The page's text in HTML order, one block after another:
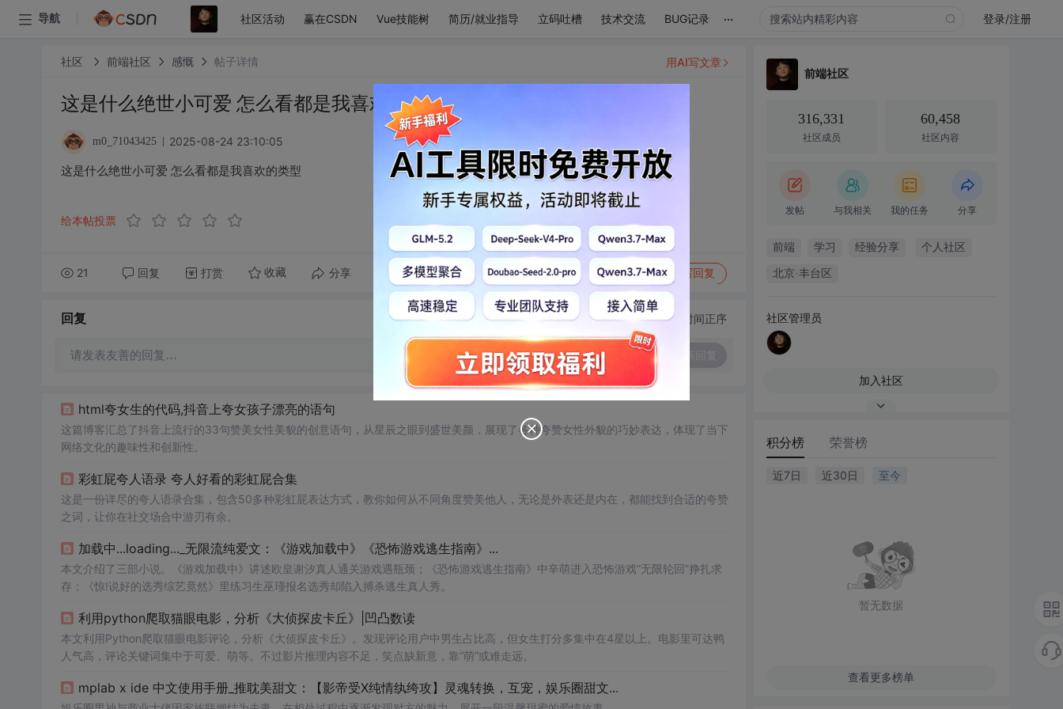
导航 社区活动 赢在CSDN Vue技能树 简历/就业指导 立码吐槽 技术交流 BUG记录 ... 登录/注册
社区 前端社区 感慨 帖子详情
这是什么绝世小可爱 怎么看都是我喜欢的类型
m0_71043425 2025-08-24 23:10:05
这是什么绝世小可爱 怎么看都是我喜欢的类型
给本帖投票
21 回复 打赏 收藏 分享 转发到动态 举报 写回复
用AI写文章
回复 切换为时间正序
请发表友善的回复…
html夸女生的代码,抖音上夸女孩子漂亮的语句
这篇博客汇总了抖音上流行的33句赞美女性美貌的创意语句，从星辰之眼到盛世美颜，展现了各种夸赞女性外貌的巧妙表达，体现了当下
网络文化的趣味性和创新性。
彩虹屁夸人语录 夸人好看的彩虹屁合集
这是一份详尽的夸人语录合集，包含50多种彩虹屁表达方式，教你如何从不同角度赞美他人，无论是外表还是内在，都能找到合适的夸赞
之词，让你在社交场合中游刃有余。
加载中...loading..._无限流纯爱文：《游戏加载中》《恐怖游戏逃生指南》...
本文介绍了三部小说。《游戏加载中》讲述欧皇谢汐真人通关游戏遇瓶颈；《恐怖游戏逃生指南》中辛萌进入恐怖游戏“无限轮回”挣扎求
存；《惊!说好的选秀综艺竟然》里练习生巫瑾报名选秀却陷入搏杀逃生真人秀。
利用python爬取猫眼电影，分析《大侦探皮卡丘》|凹凸数读
本文利用Python爬取猫眼电影评论，分析《大侦探皮卡丘》。发现评论用户中男生占比高，但女生打分多集中在4星以上。电影里可达鸭
人气高，评论关键词集中于可爱、萌等。不过影片推理内容不足，笑点缺新意，靠“萌”或难走远。
mplab x ide 中文使用手册_推耽美甜文：【影帝受X纯情纨绔攻】灵魂转换，互宠，娱乐圈甜文...
前端社区
316,331
社区成员
60,458
社区内容
发帖 与我相关 我的任务 分享
前端 学习 经验分享 个人社区
北京·丰台区
社区管理员
加入社区
积分榜 荣誉榜
近7日 近30日 至今
暂无数据
查看更多榜单